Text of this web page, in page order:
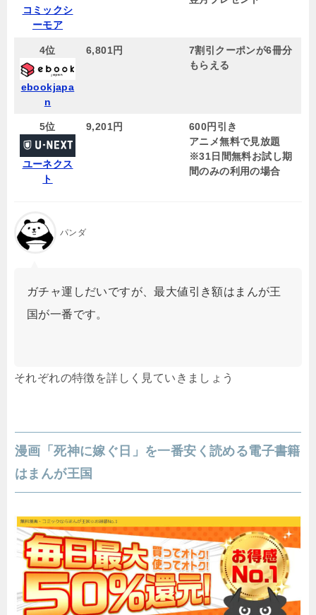
コミックシ
ーモア
4位
ebookjapa
n
6,801円
7割引クーポンが6冊分
もらえる
5位
ユーネクス
ト
9,201円
600円引き
アニメ無料で見放題
※31日間無料お試し期
間のみの利用の場合
パンダ
ガチャ運しだいですが、最大値引き額はまんが王
国が一番です。
それぞれの特徴を詳しく見ていきましょう
漫画「死神に嫁ぐ日」を一番安く読める電子書籍
はまんが王国